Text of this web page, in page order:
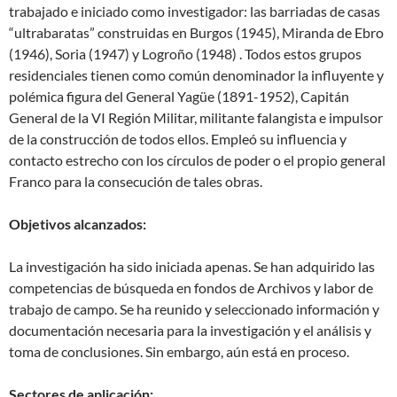
trabajado e iniciado como investigador: las barriadas de casas
“ultrabaratas” construidas en Burgos (1945), Miranda de Ebro
(1946), Soria (1947) y Logroño (1948) . Todos estos grupos
residenciales tienen como común denominador la influyente y
polémica figura del General Yagüe (1891-1952), Capitán
General de la VI Región Militar, militante falangista e impulsor
de la construcción de todos ellos. Empleó su influencia y
contacto estrecho con los círculos de poder o el propio general
Franco para la consecución de tales obras.
Objetivos alcanzados:
La investigación ha sido iniciada apenas. Se han adquirido las
competencias de búsqueda en fondos de Archivos y labor de
trabajo de campo. Se ha reunido y seleccionado información y
documentación necesaria para la investigación y el análisis y
toma de conclusiones. Sin embargo, aún está en proceso.